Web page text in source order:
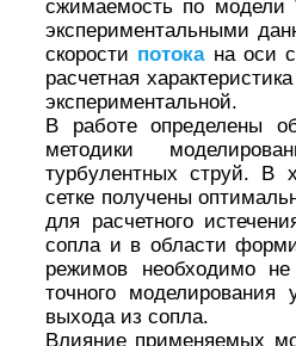
сжимаемость по модели
экспериментальными
скорости потокана оси
расчетная
экспериментальной.
В работе определены
методики
турбулентных струй. В
сетке получены
для расчетного
сопла и в области
режимов необходимо
точного моделирования
выхода из сопла.
Влияние применяемых